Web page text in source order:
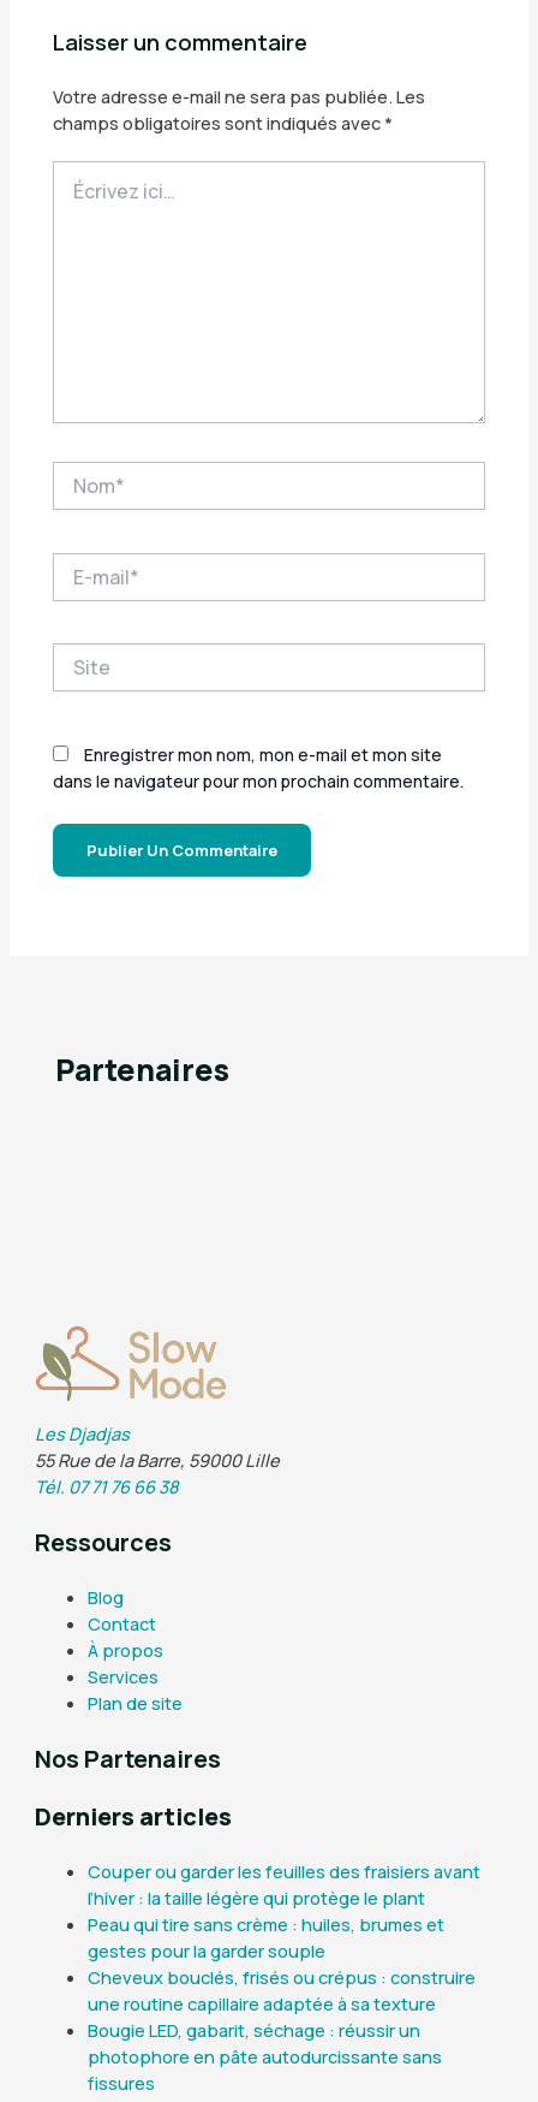
Laisser un commentaire
Votre adresse e-mail ne sera pas publiée. Les
champs obligatoires sont indiqués avec *
ici…
mail*
Enregistrer mon nom, mon e-mail et mon site
dans le navigateur pour mon prochain commentaire.
Partenaires
Les Djadjas
55 Rue de la Barre, 59000 Lille
Tél. 07 71 76 66 38
Ressources
Blog
Contact
À propos
Services
Plan de site
Nos Partenaires
Derniers articles
Couper ou garder les feuilles des fraisiers avant
l’hiver : la taille légère qui protège le plant
Peau qui tire sans crème : huiles, brumes et
gestes pour la garder souple
Cheveux bouclés, frisés ou crépus : construire
une routine capillaire adaptée à sa texture
Bougie LED, gabarit, séchage : réussir un
photophore en pâte autodurcissante sans
fissures